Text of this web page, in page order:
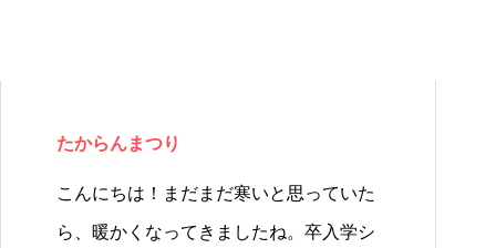
たからんまつり
こんにちは！まだまだ寒いと思っていた
ら、暖かくなってきましたね。卒入学シ